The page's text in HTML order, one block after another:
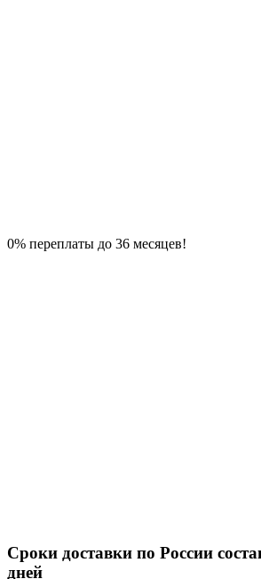
0% переплаты до 36 месяцев!
Сроки доставки по России
дней